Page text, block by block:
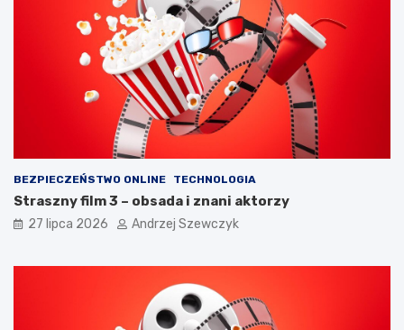
BEZPIECZEŃSTWO ONLINE TECHNOLOGIA
Straszny film 3 – obsada i znani aktorzy
27 lipca 2026 Andrzej Szewczyk